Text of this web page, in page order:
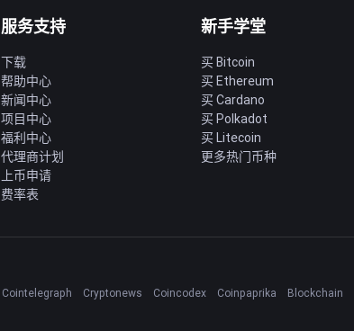
服务支持
下载
帮助中心
新闻中心
项目中心
福利中心
代理商计划
上币申请
费率表
新手学堂
买 Bitcoin
买 Ethereum
买 Cardano
买 Polkadot
买 Litecoin
更多热门币种
Cointelegraph Cryptonews Coincodex Coinpaprika Blockchain